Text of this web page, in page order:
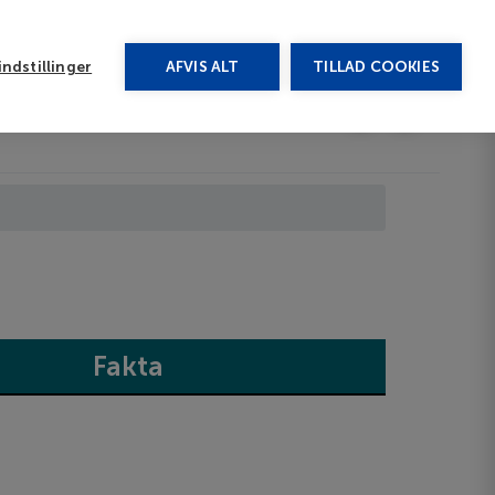
AFVIS ALT TILLAD COOKIES
Fakta